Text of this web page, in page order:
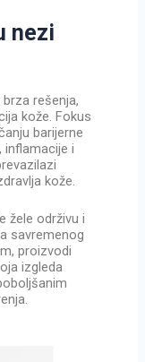
nezi
rešenja,
kože. Fokus
barijerne
inflamacije i
kože.
žele održivu i
savremenog
proizvodi
izgleda